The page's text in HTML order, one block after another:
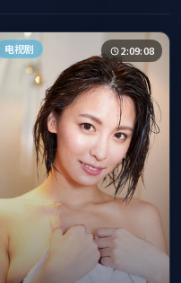
电视剧 2:09:08